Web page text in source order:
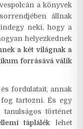
a könyvek
állnak
neki, hogy a
helyezkednek
a két világnak a
forrásává válik
fordulatait, annak
tartozni. És egy
történet
táplálék lehet